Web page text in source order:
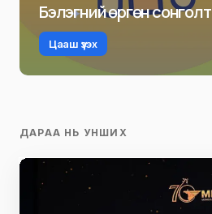
Бэлэгний өргөн сонголт
Цааш үзэх
ДАРАА НЬ УНШИХ